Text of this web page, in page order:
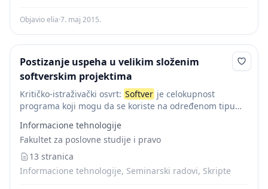
Objavio elia·7. maj 2015.
Postizanje uspeha u velikim složenim
softverskim projektima
Kritičko-istraživački osvrt: Softver je celokupnost
programa koji mogu da se koriste na određenom tipu
računaru ili programu, kao što su priručnici, dijagrami i
uputstva...
Informacione tehnologije
Fakultet za poslovne studije i pravo
13 stranica
Informacione tehnologije, Seminarski radovi, Skripte